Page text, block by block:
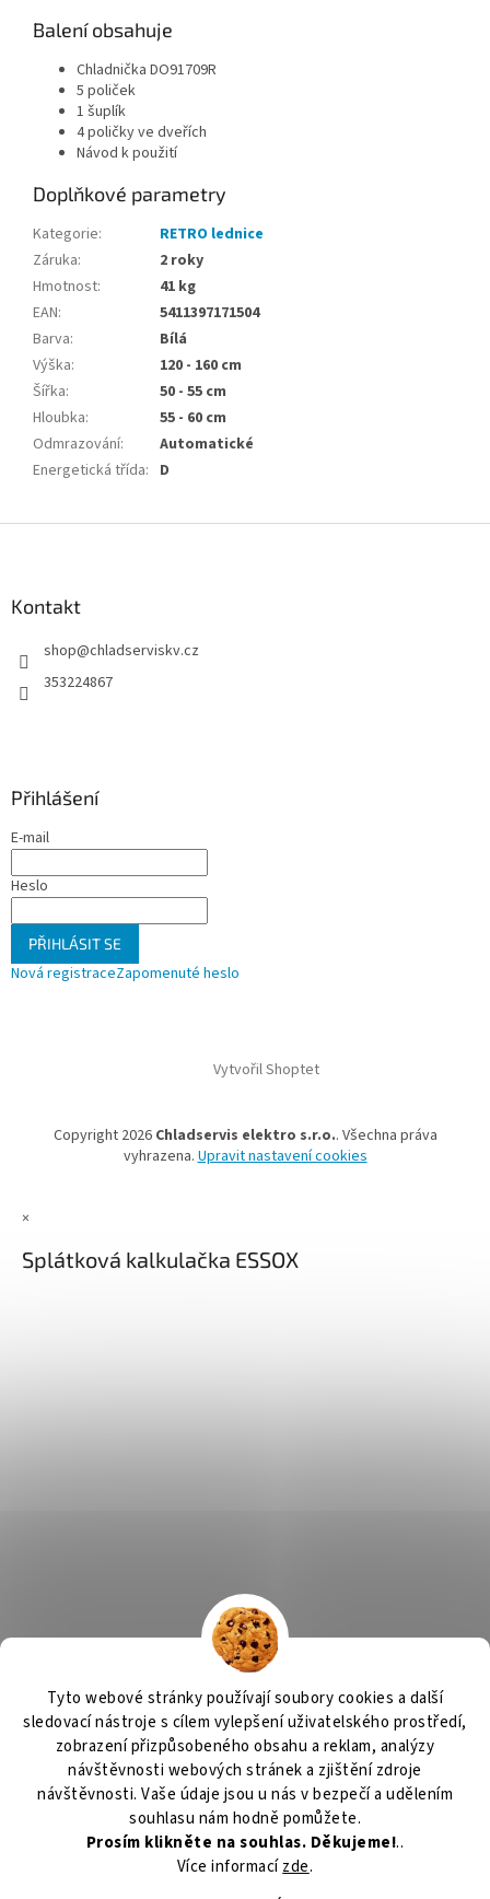
Tyto webové stránky používají soubory cookies a další
sledovací nástroje s cílem vylepšení uživatelského prostředí,
zobrazení přizpůsobeného obsahu a reklam, analýzy
návštěvnosti webových stránek a zjištění zdroje
návštěvnosti. Vaše údaje jsou u nás v bezpečí a udělením
souhlasu nám hodně pomůžete.
Prosím klikněte na souhlas. Děkujeme!..
Více informacízde.
Balení obsahuje
Chladnička DO91709R
5 poliček
1 šuplík
4 poličky ve dveřích
Návod k použití
Doplňkové parametry
Kategorie:
RETRO lednice
Záruka:
2 roky
Hmotnost:
41 kg
EAN:
5411397171504
Barva:
Bílá
Výška:
120 - 160 cm
Šířka:
50 - 55 cm
Hloubka:
55 - 60 cm
Odmrazování:
Automatické
Energetická třída: D
Kontakt
shop@chladserviskv.cz
353224867
Přihlášení
E-mail
Heslo
PŘIHLÁSIT SE
Nová registraceZapomenuté heslo
Vytvořil Shoptet
Copyright 2026 Chladservis elektro s.r.o.. Všechna práva
vyhrazena. Upravit nastavení cookies
×
Splátková kalkulačka ESSOX